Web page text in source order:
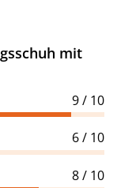
mit
9 / 10
6 / 10
8 / 10